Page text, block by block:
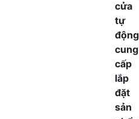
cửa
tự
cung
cấp
lắp
đặt
sản